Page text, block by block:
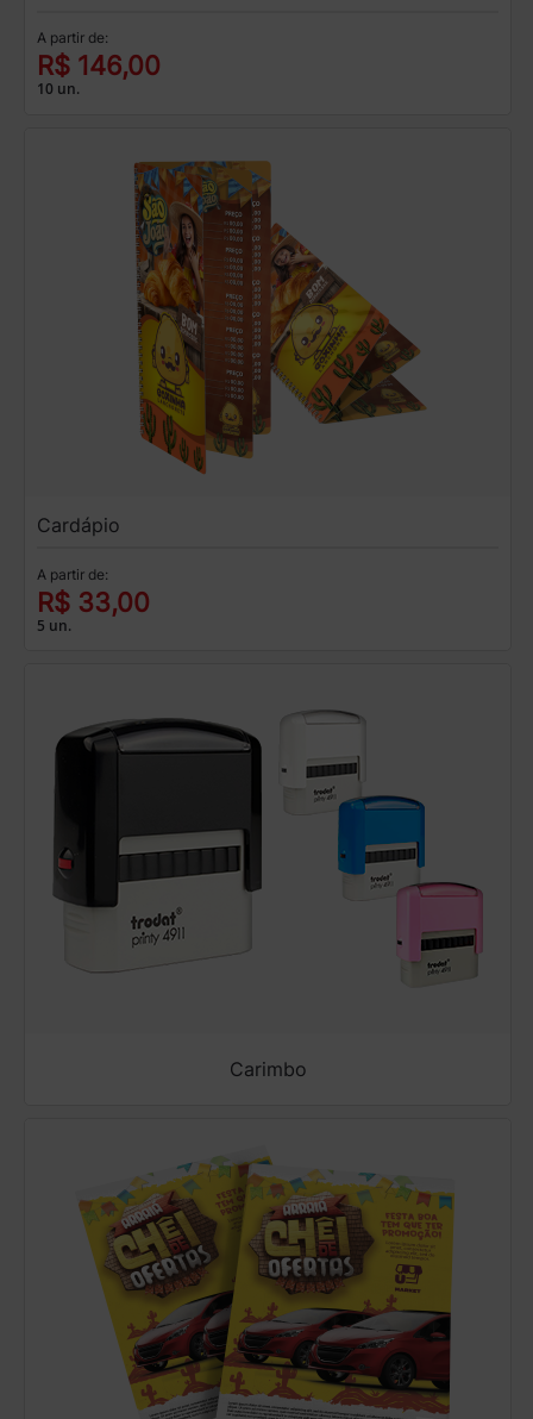
A partir de:
R$ 146,00
10 un.
Cardápio
A partir de:
R$ 33,00
5 un.
Carimbo